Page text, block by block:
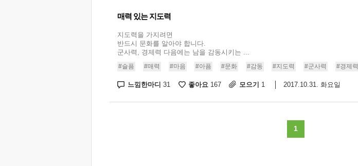
매력 있는 지도력
지도력을 가지려면
반드시 문화를 알아야 합니다.
군사력, 경제력 다음에는 남을 감동시키는 ...
#슬픔 #매력 #마음 #아픔 #문화 #감동 #지도력 #군사력 #경제력
느낌한마디 31 좋아요 167 모으기 1 2017.10.31. 화요일
1